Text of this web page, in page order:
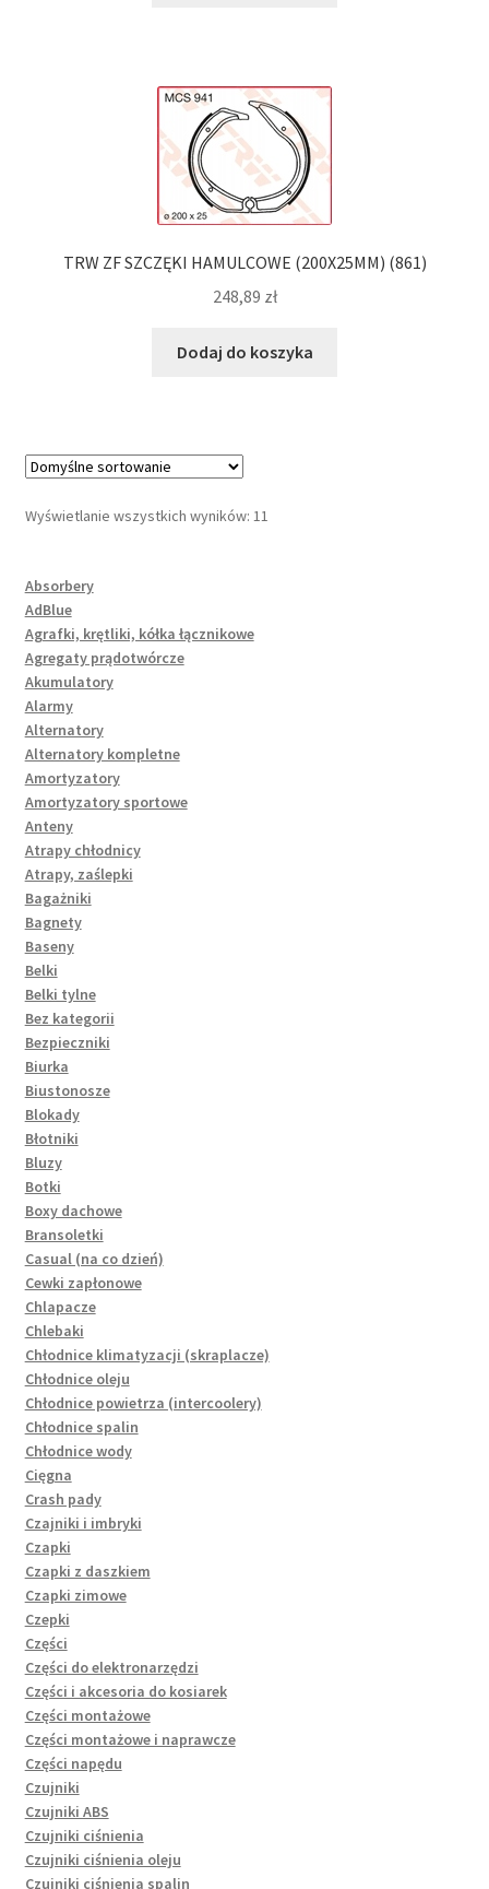
TRW ZF SZCZĘKI HAMULCOWE (200X25MM) (861)
248,89 zł
Dodaj do koszyka
Wyświetlanie wszystkich wyników: 11
Absorbery
AdBlue
Agrafki, krętliki, kółka łącznikowe
Agregaty prądotwórcze
Akumulatory
Alarmy
Alternatory
Alternatory kompletne
Amortyzatory
Amortyzatory sportowe
Anteny
Atrapy chłodnicy
Atrapy, zaślepki
Bagażniki
Bagnety
Baseny
Belki
Belki tylne
Bez kategorii
Bezpieczniki
Biurka
Biustonosze
Blokady
Błotniki
Bluzy
Botki
Boxy dachowe
Bransoletki
Casual (na co dzień)
Cewki zapłonowe
Chlapacze
Chlebaki
Chłodnice klimatyzacji (skraplacze)
Chłodnice oleju
Chłodnice powietrza (intercoolery)
Chłodnice spalin
Chłodnice wody
Cięgna
Crash pady
Czajniki i imbryki
Czapki
Czapki z daszkiem
Czapki zimowe
Czepki
Części
Części do elektronarzędzi
Części i akcesoria do kosiarek
Części montażowe
Części montażowe i naprawcze
Części napędu
Czujniki
Czujniki ABS
Czujniki ciśnienia
Czujniki ciśnienia oleju
Czujniki ciśnienia spalin